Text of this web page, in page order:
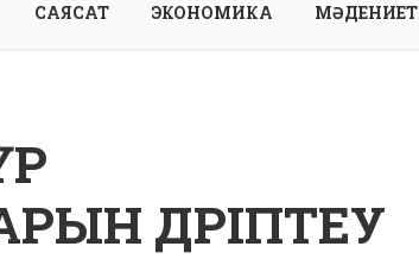
САЯСАТ ЭКОНОМИКА МӘДЕНИЕТ
ДӘРІПТЕУ